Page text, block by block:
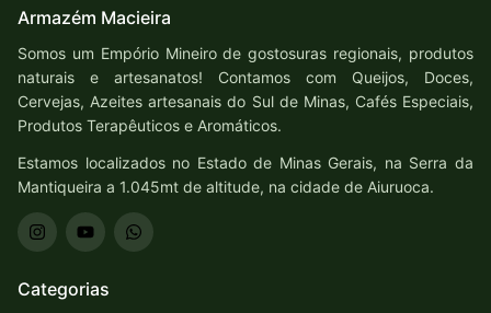
Armazém Macieira
Somos um Empório Mineiro de gostosuras regionais, produtos
naturais e artesanatos! Contamos com Queijos, Doces,
Cervejas, Azeites artesanais do Sul de Minas, Cafés Especiais,
Produtos Terapêuticos e Aromáticos.
Estamos localizados no Estado de Minas Gerais, na Serra da
Mantiqueira a 1.045mt de altitude, na cidade de Aiuruoca.
Categorias